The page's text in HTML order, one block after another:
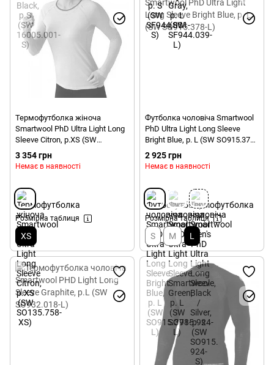
Термофутболка жіноча
Smartwool PhD Ultra Light Long
Sleeve Citron, р.XS (SW
SO135.758-XS)
3 354 грн
Немає в наявності
Розмірна таблиця
XS
Футболка чоловіча Smartwool
PhD Ultra Light Long Sleeve
Bright Blue, р. L (SW SO915.378-
L)
2 925 грн
Немає в наявності
Розмірна таблиця
S M L